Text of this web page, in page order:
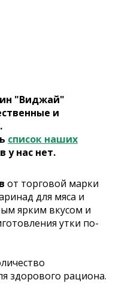
"Виджай"
и
список наших
у нас нет.
от торговой марки
для мяса и
ярким вкусом и
утки по-
здорового рациона.